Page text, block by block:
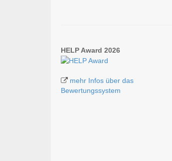
HELP Award 2026
mehr Infos über das
Bewertungssystem